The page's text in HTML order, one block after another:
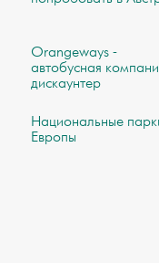
Orangeways -
автобусная
дискаунтер
Национальные
Европы